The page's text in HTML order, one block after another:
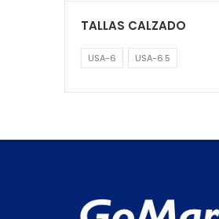
TALLAS CALZADO
USA-6 USA-6.5